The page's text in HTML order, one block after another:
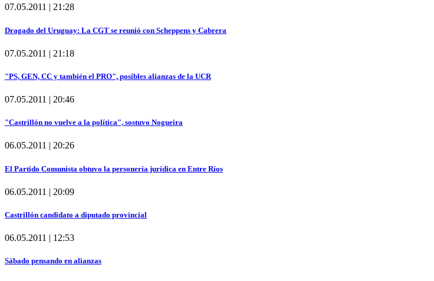
07.05.2011 | 21:28
Dragado del Uruguay: La CGT se reunió con Scheppens y Cabrera
07.05.2011 | 21:18
"PS, GEN, CC y también el PRO", posibles alianzas de la UCR
07.05.2011 | 20:46
"Castrillón no vuelve a la política", sostuvo Nogueira
06.05.2011 | 20:26
El Partido Comunista obtuvo la personería jurídica en Entre Ríos
06.05.2011 | 20:09
Castrillón candidato a diputado provincial
06.05.2011 | 12:53
Sábado pensando en alianzas